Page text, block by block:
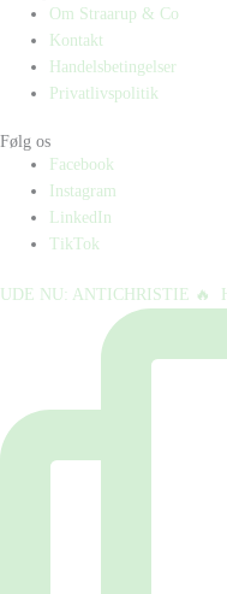
Om Straarup & Co
Kontakt
Handelsbetingelser
Privatlivspolitik
Følg os
Facebook
Instagram
LinkedIn
TikTok
UDE NU: ANTICHRISTIE 🔥⁠